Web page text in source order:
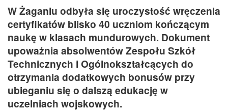
W Żaganiu odbyła się uroczystość wręczenia
certyfikatów blisko 40 uczniom kończącym
naukę w klasach mundurowych. Dokument
upoważnia absolwentów Zespołu Szkół
Technicznych i Ogólnokształcących do
otrzymania dodatkowych bonusów przy
ubieganiu się o dalszą edukację w
uczelniach wojskowych.